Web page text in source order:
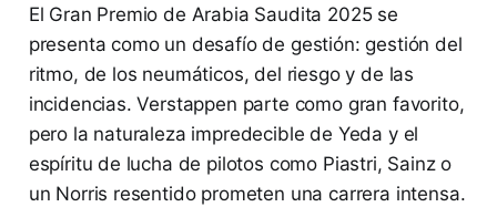
El Gran Premio de Arabia Saudita 2025 se
presenta como un desafío de gestión: gestión del
ritmo, de los neumáticos, del riesgo y de las
incidencias. Verstappen parte como gran favorito,
pero la naturaleza impredecible de Yeda y el
espíritu de lucha de pilotos como Piastri, Sainz o
un Norris resentido prometen una carrera intensa.